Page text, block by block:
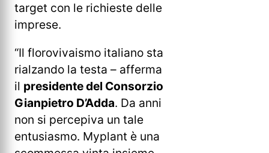
target con le richieste delle
imprese.
“Il florovivaismo italiano sta
rialzando la testa – afferma
il presidente del Consorzio
Gianpietro D’Adda. Da anni
non si percepiva un tale
entusiasmo. Myplant è una